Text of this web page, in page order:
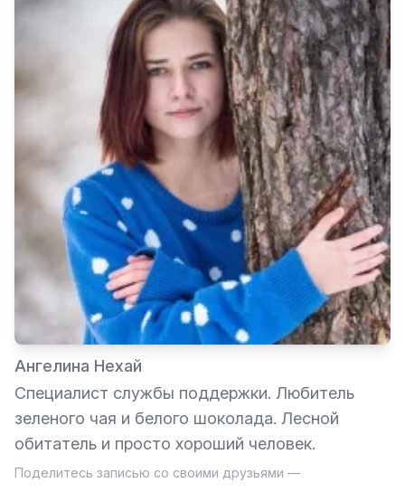
Ангелина Нехай
Специалист службы поддержки. Любитель
зеленого чая и белого шоколада. Лесной
обитатель и просто хороший человек.
Поделитесь записью со своими друзьями —